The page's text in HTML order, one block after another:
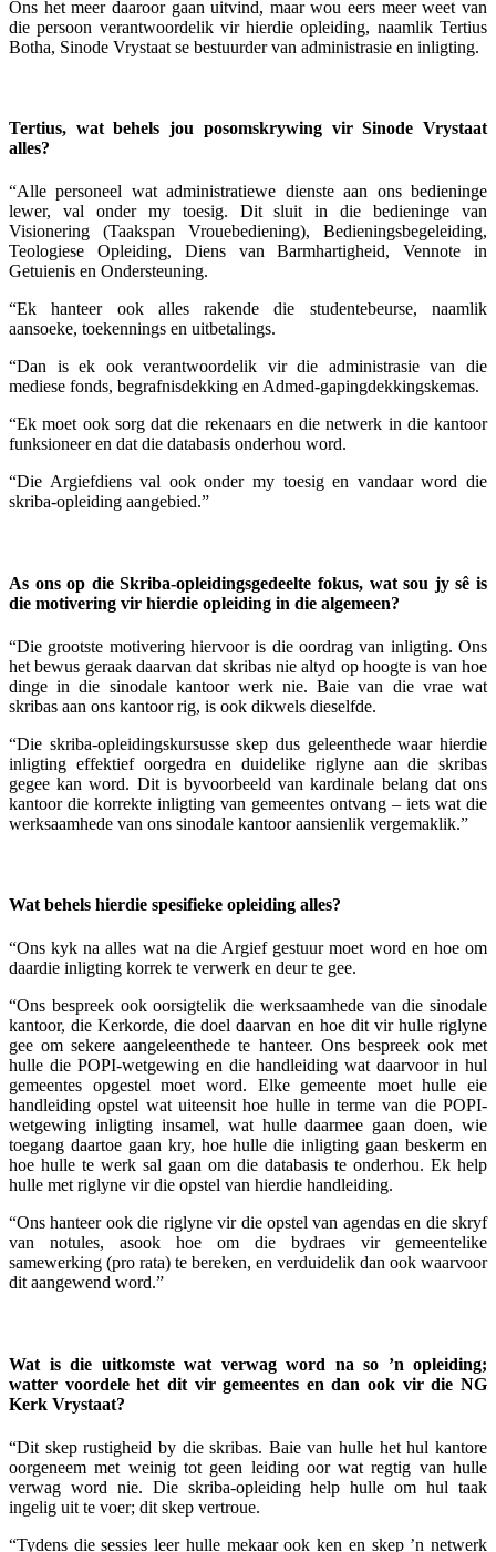
Ons het meer daaroor gaan uitvind, maar wou eers meer weet van
die persoon verantwoordelik vir hierdie opleiding, naamlik Tertius
Botha, Sinode Vrystaat se bestuurder van administrasie en inligting.
Tertius, wat behels jou posomskrywing vir Sinode Vrystaat
alles?
“Alle personeel wat administratiewe dienste aan ons bedieninge
lewer, val onder my toesig. Dit sluit in die bedieninge van
Visionering (Taakspan Vrouebediening), Bedieningsbegeleiding,
Teologiese Opleiding, Diens van Barmhartigheid, Vennote in
Getuienis en Ondersteuning.
“Ek hanteer ook alles rakende die studentebeurse, naamlik
aansoeke, toekennings en uitbetalings.
“Dan is ek ook verantwoordelik vir die administrasie van die
mediese fonds, begrafnisdekking en Admed-gapingdekkingskemas.
“Ek moet ook sorg dat die rekenaars en die netwerk in die kantoor
funksioneer en dat die databasis onderhou word.
“Die Argiefdiens val ook onder my toesig en vandaar word die
skriba-opleiding aangebied.”
As ons op die Skriba-opleidingsgedeelte fokus, wat sou jy sê is
die motivering vir hierdie opleiding in die algemeen?
“Die grootste motivering hiervoor is die oordrag van inligting. Ons
het bewus geraak daarvan dat skribas nie altyd op hoogte is van hoe
dinge in die sinodale kantoor werk nie. Baie van die vrae wat
skribas aan ons kantoor rig, is ook dikwels dieselfde.
“Die skriba-opleidingskursusse skep dus geleenthede waar hierdie
inligting effektief oorgedra en duidelike riglyne aan die skribas
gegee kan word. Dit is byvoorbeeld van kardinale belang dat ons
kantoor die korrekte inligting van gemeentes ontvang – iets wat die
werksaamhede van ons sinodale kantoor aansienlik vergemaklik.”
Wat behels hierdie spesifieke opleiding alles?
“Ons kyk na alles wat na die Argief gestuur moet word en hoe om
daardie inligting korrek te verwerk en deur te gee.
“Ons bespreek ook oorsigtelik die werksaamhede van die sinodale
kantoor, die Kerkorde, die doel daarvan en hoe dit vir hulle riglyne
gee om sekere aangeleenthede te hanteer. Ons bespreek ook met
hulle die POPI-wetgewing en die handleiding wat daarvoor in hul
gemeentes opgestel moet word. Elke gemeente moet hulle eie
handleiding opstel wat uiteensit hoe hulle in terme van die POPI-
wetgewing inligting insamel, wat hulle daarmee gaan doen, wie
toegang daartoe gaan kry, hoe hulle die inligting gaan beskerm en
hoe hulle te werk sal gaan om die databasis te onderhou. Ek help
hulle met riglyne vir die opstel van hierdie handleiding.
“Ons hanteer ook die riglyne vir die opstel van agendas en die skryf
van notules, asook hoe om die bydraes vir gemeentelike
samewerking (pro rata) te bereken, en verduidelik dan ook waarvoor
dit aangewend word.”
Wat is die uitkomste wat verwag word na so ’n opleiding;
watter voordele het dit vir gemeentes en dan ook vir die NG
Kerk Vrystaat?
“Dit skep rustigheid by die skribas. Baie van hulle het hul kantore
oorgeneem met weinig tot geen leiding oor wat regtig van hulle
verwag word nie. Die skriba-opleiding help hulle om hul taak
ingelig uit te voer; dit skep vertroue.
“Tydens die sessies leer hulle mekaar ook ken en skep ’n netwerk